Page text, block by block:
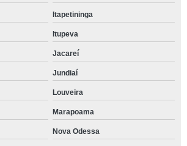
Itapetininga
Itupeva
Jacareí
Jundiaí
Louveira
Marapoama
Nova Odessa